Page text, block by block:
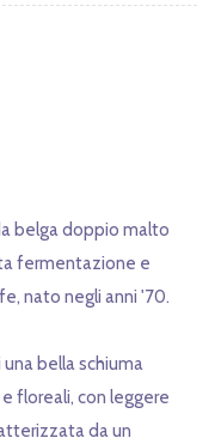
belga doppio malto
fermentazione e
nato negli anni '70.
bella schiuma
floreali, con leggere
da un